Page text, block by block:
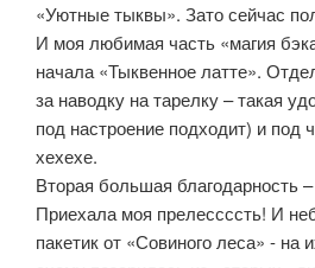
«Уютные тыквы». Зато сейчас
И моя любимая часть «магия
начала «Тыквенное латте».
за наводку на тарелку – такая
под настроение подходит) и под
хехехе.
Вторая большая благодарность
Приехала моя прелессссть! И
пакетик от «Совиного леса» -